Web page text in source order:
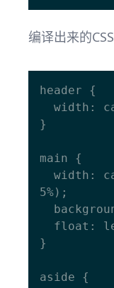
编译出来的
header {
}
main {
5%);
}
aside {